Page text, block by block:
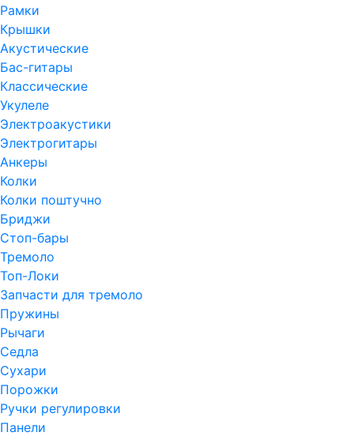
Рамки
Крышки
Акустические
Бас-гитары
Классические
Укулеле
Электроакустики
Электрогитары
Анкеры
Колки
Колки поштучно
Бриджи
Стоп-бары
Тремоло
Топ-Локи
Запчасти для тремоло
Пружины
Рычаги
Седла
Сухари
Порожки
Ручки регулировки
Панели